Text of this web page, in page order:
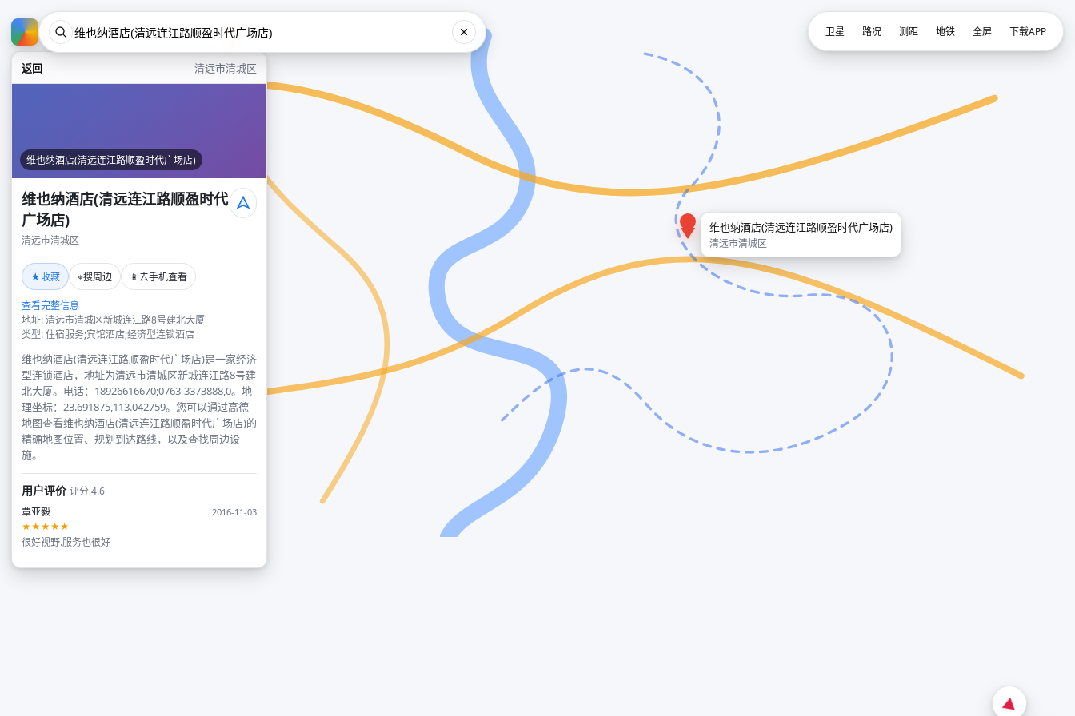
返回 清远市清城区
维也纳酒店(清远连江路顺盈时代广场店)
维也纳酒店(清远连江路顺盈时代
广场店)
清远市清城区
★收藏 ⌖搜周边 📱 去手机查看
查看完整信息
地址: 清远市清城区新城连江路8号建北大厦
类型: 住宿服务;宾馆酒店;经济型连锁酒店
维也纳酒店(清远连江路顺盈时代广场店)是一家经济
型连锁酒店，地址为清远市清城区新城连江路8号建
北大厦。电话：18926616670;0763-3373888,0。地
理坐标：23.691875,113.042759。您可以通过高德
地图查看维也纳酒店(清远连江路顺盈时代广场店)的
精确地图位置、规划到达路线，以及查找周边设
施。
用户评价评分 4.6
覃亚毅
2016-11-03
★★★★★
很好视野.服务也很好
维也纳酒店(清远连江路顺盈时代广场店)
清远市清城区
卫星 路况 测距 地铁 全屏 下载APP